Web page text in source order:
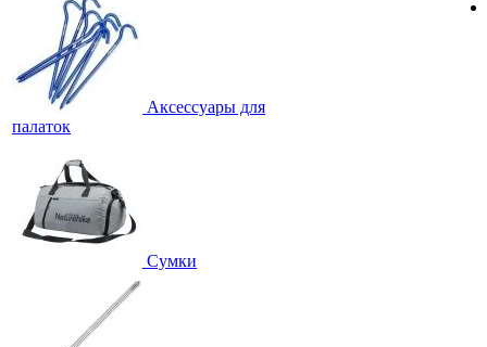
Аксессуары для
палаток
Сумки